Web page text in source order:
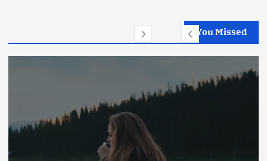
You Missed